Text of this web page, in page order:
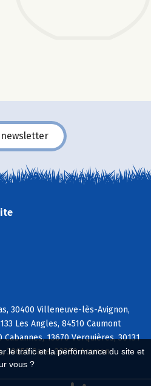
le trafic et la performance du site et
vous ?
30400 Villeneuve-lès-Avignon,
Les Angles, 84510 Caumont
13670 Verquières, 30131
30650 Saze, 30390 Aramon